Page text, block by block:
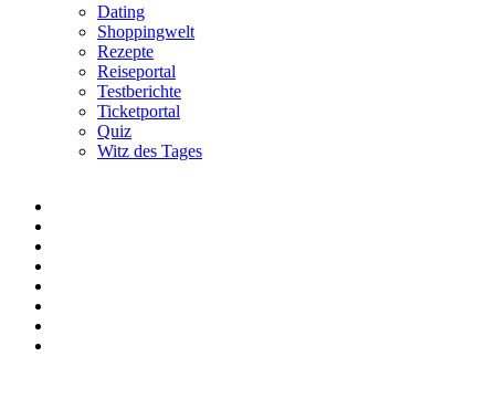
Dating
Shoppingwelt
Rezepte
Reiseportal
Testberichte
Ticketportal
Quiz
Witz des Tages